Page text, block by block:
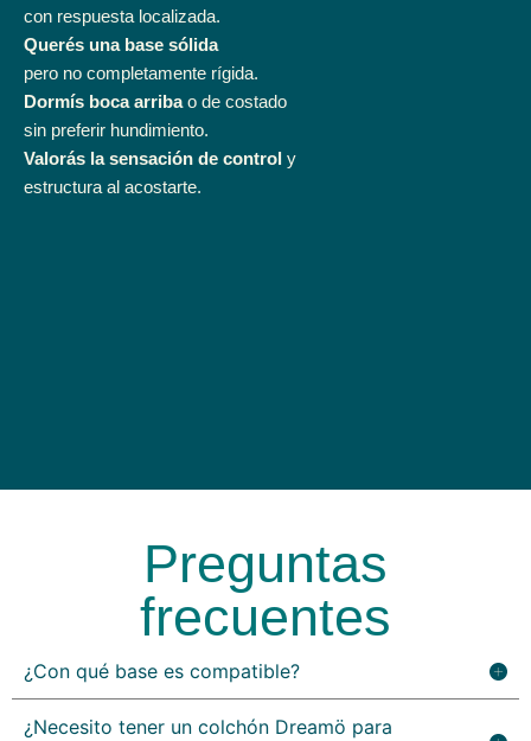
con respuesta localizada.
Querés una base sólida
pero no completamente rígida.
Dormís boca arribao de costado
sin preferir hundimiento.
Valorás la sensación de control y
estructura al acostarte.
Preguntas
frecuentes
¿Con qué base es compatible?
¿Necesito tener un colchón Dreamö para